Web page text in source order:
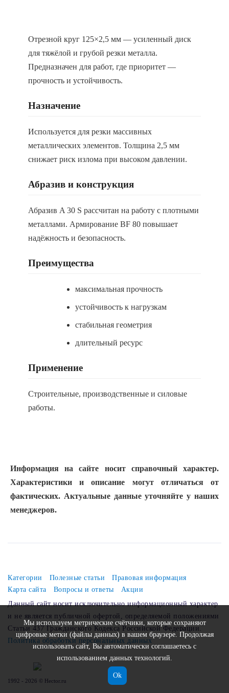
Отрезной круг 125×2,5 мм — усиленный диск
для тяжёлой и грубой резки металла.
Предназначен для работ, где приоритет —
прочность и устойчивость.
Назначение
Используется для резки массивных
металлических элементов. Толщина 2,5 мм
снижает риск излома при высоком давлении.
Абразив и конструкция
Абразив A 30 S рассчитан на работу с плотными
металлами. Армирование BF 80 повышает
надёжность и безопасность.
Преимущества
максимальная прочность
устойчивость к нагрузкам
стабильная геометрия
длительный ресурс
Применение
Строительные, производственные и силовые
работы.
Информация на сайте носит справочный характер.
Характеристики и описание могут отличаться от
фактических. Актуальные данные уточняйте у наших
менеджеров.
1992 - 2026 © Hector.ru
Категории Полезные статьи
Правовая информация
Карта сайта
Вопросы и ответы
Акции
Данный сайт носит исключительно информационный характер
и не является публичной офертой, определяемой положениями
Статьи 437 Гражданского Кодекса Российской Федерации.
Политика обработки персональных данных
Мы используем метрические счётчики, которые сохраняют
цифровые метки (файлы данных) в вашем браузере. Продолжая
использовать сайт, Вы автоматически соглашаетесь с
использованием данных технологий.
Ok